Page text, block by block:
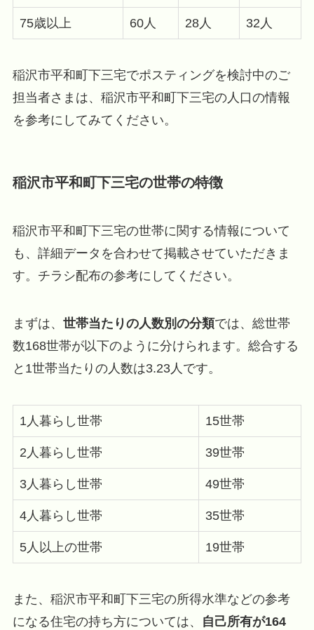
75歳以上 60人 28人 32人
稲沢市平和町下三宅でポスティングを検討中のご
担当者さまは、稲沢市平和町下三宅の人口の情報
を参考にしてみてください。
稲沢市平和町下三宅の世帯の特徴
稲沢市平和町下三宅の世帯に関する情報について
も、詳細データを合わせて掲載させていただきま
す。チラシ配布の参考にしてください。
まずは、 世帯当たりの人数別の分類では、総世帯
数168世帯が以下のように分けられます。総合する
と1世帯当たりの人数は3.23人です。
1人暮らし世帯 15世帯
2人暮らし世帯 39世帯
3人暮らし世帯 49世帯
4人暮らし世帯 35世帯
5人以上の世帯 19世帯
また、稲沢市平和町下三宅の所得水準などの参考
になる住宅の持ち方については、
自己所有が164